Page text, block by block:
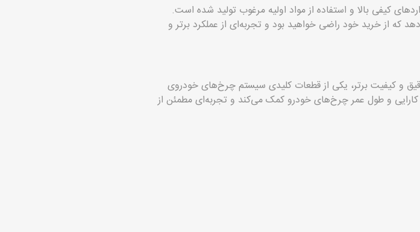
با رعایت استانداردهای کیفی بالا و استفاده از مواد اولیه مرغوب تولید شده است.
از خرید خود راضی خواهید بود و تجربه‌ای از عملکرد برتر و
برند فرانتک با طراحی دقیق و کیفیت برتر، یکی از قطعات کلیدی سیستم چرخ‌های خودروی
کارایی و طول عمر چرخ‌های خودرو کمک می‌کند و تجربه‌ای مطمئن از